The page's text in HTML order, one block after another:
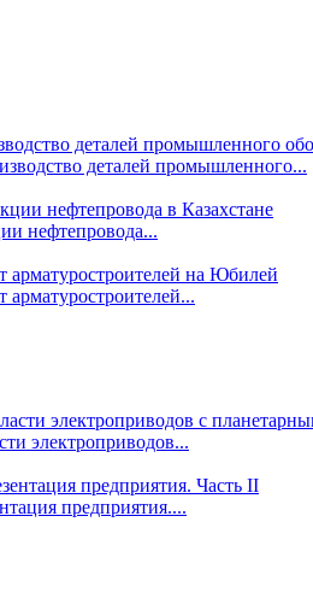
деталей промышленного...
нефтепровода...
электроприводов...
предприятия....